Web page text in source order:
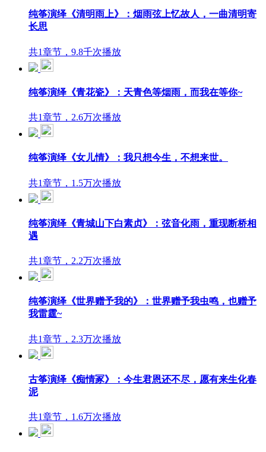
纯筝演绎《清明雨上》：烟雨弦上忆故人，一曲清明寄
长思
共1章节，9.8千次播放
纯筝演绎《青花瓷》：天青色等烟雨，而我在等你~
共1章节，2.6万次播放
纯筝演绎《女儿情》：我只想今生，不想来世。
共1章节，1.5万次播放
纯筝演绎《青城山下白素贞》：弦音化雨，重现断桥相
遇
共1章节，2.2万次播放
纯筝演绎《世界赠予我的》：世界赠予我虫鸣，也赠予
我雷霆~
共1章节，2.3万次播放
古筝演绎《痴情冢》：今生君恩还不尽，愿有来生化春
泥
共1章节，1.6万次播放